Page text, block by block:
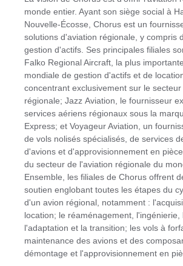
monde entier. Ayant son siège social à
Nouvelle-Écosse, Chorus est un
solutions d'aviation régionale, y compris
gestion d'actifs. Ses principales filiales
Falko Regional Aircraft, la plus
mondiale de gestion d'actifs et de
concentrant exclusivement sur le
régionale; Jazz Aviation, le fournisseur
services aériens régionaux sous la
Express; et Voyageur Aviation, un
de vols nolisés spécialisés, de services
d'avions et d'approvisionnement en
du secteur de l'aviation régionale du
Ensemble, les filiales de Chorus offrent
soutien englobant toutes les étapes du
d'un avion régional, notamment :
location; le réaménagement, l'ingénierie,
l'adaptation et la transition; les vols à
maintenance des avions et des
démontage et l'approvisionnement en